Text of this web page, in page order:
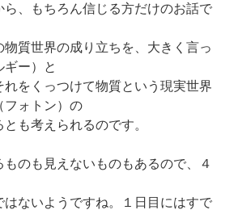
ら、もちろん信じる方だけのお話で
質世界の成り立ちを、大きく言っ
ギー）と
れをくっつけて物質という現実世界
フォトン）の
も考えられるのです。
ものも見えないものもあるので、４
はないようですね。１日目にはすで